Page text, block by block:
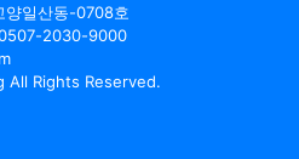
양일산동-0708호
2030-9000
Rights Reserved.